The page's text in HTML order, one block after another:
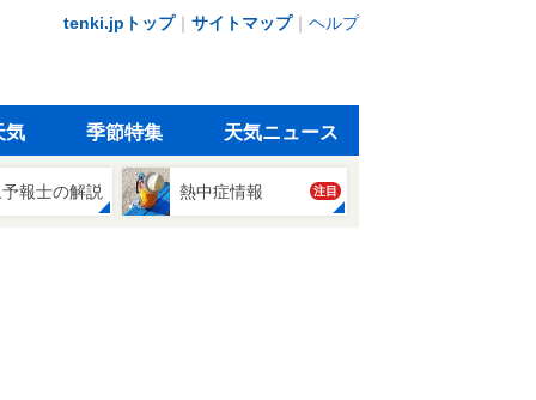
tenki.jpトップ｜ サイトマップ｜ ヘルプ
気 季節特集 天気ニュース
報士の解説 熱中症情報 注目